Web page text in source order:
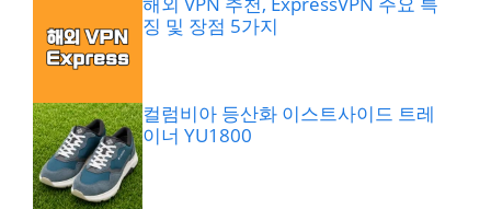
징 및 장점 5가지
컬럼비아 등산화 이스트사이드 트레
이너 YU1800